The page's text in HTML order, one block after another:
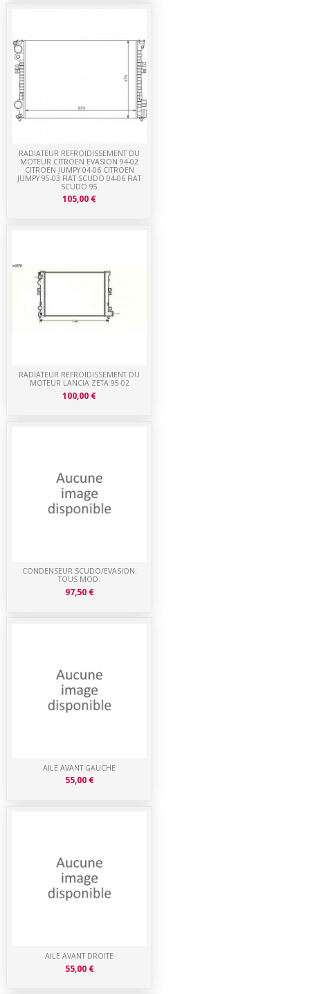
AILE AVANT DROITE
55,00 €
AILE AVANT GAUCHE
55,00 €
CONDENSEUR SCUDO/EVASION.
TOUS MOD.
97,50 €
RADIATEUR REFROIDISSEMENT DU
MOTEUR LANCIA ZETA 95-02
100,00 €
RADIATEUR REFROIDISSEMENT DU
MOTEUR CITROEN EVASION 94-02
CITROEN JUMPY 04-06 CITROEN
JUMPY 95-03 FIAT SCUDO 04-06 FIAT
SCUDO 95
105,00 €